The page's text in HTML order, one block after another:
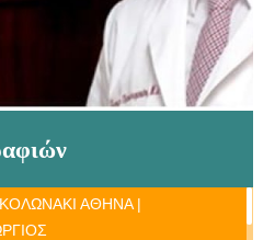
ΑΘΗΝΑ |